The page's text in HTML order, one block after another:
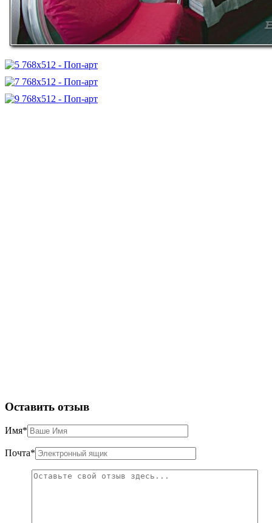
Оставить отзыв
Имя*
Почта*